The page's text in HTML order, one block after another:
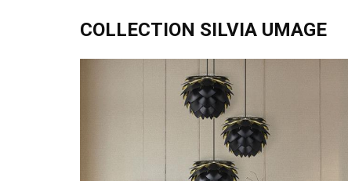
COLLECTION SILVIA UMAGE